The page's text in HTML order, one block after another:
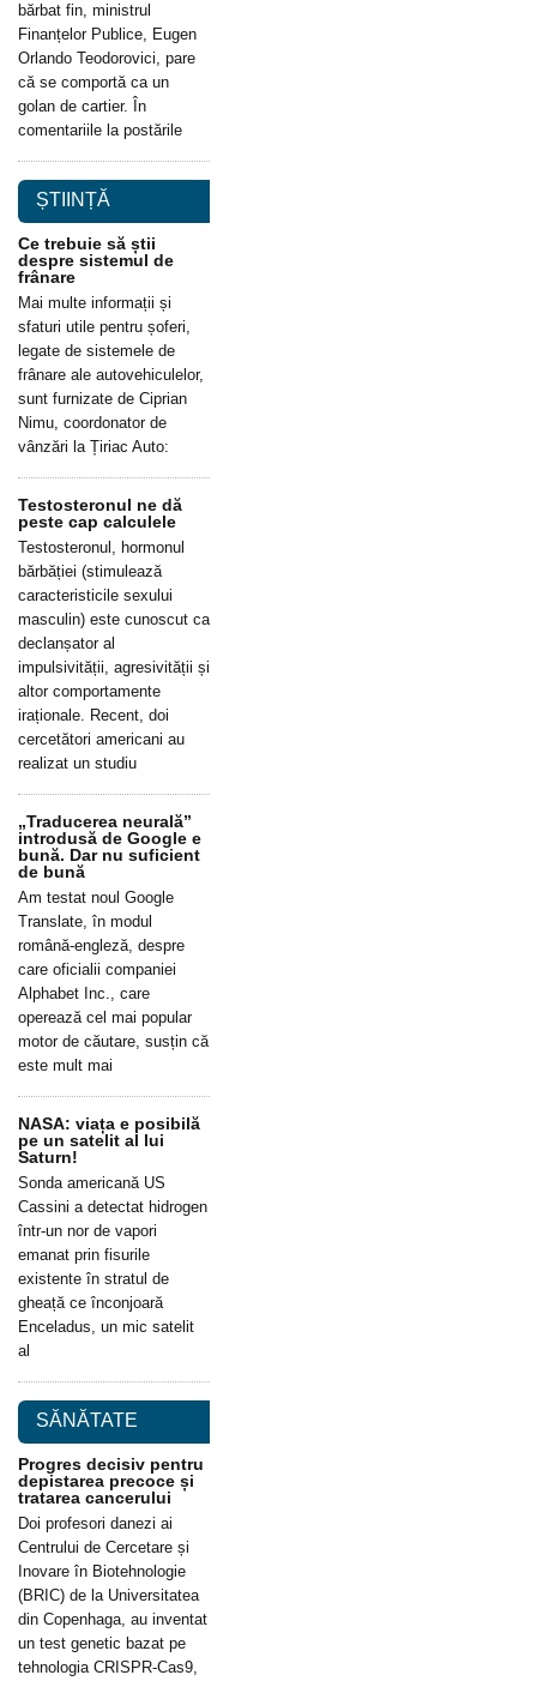
bărbat fin, ministrul
Finanțelor Publice, Eugen
Orlando Teodorovici, pare
că se comportă ca un
golan de cartier. În
comentariile la postările
ȘTIINȚĂ
Ce trebuie să știi
despre sistemul de
frânare
Mai multe informații și
sfaturi utile pentru șoferi,
legate de sistemele de
frânare ale autovehiculelor,
sunt furnizate de Ciprian
Nimu, coordonator de
vânzări la Țiriac Auto:
Testosteronul ne dă
peste cap calculele
Testosteronul, hormonul
bărbăției (stimulează
caracteristicile sexului
masculin) este cunoscut ca
declanșator al
impulsivității, agresivității și
altor comportamente
iraționale. Recent, doi
cercetători americani au
realizat un studiu
„Traducerea neurală”
introdusă de Google e
bună. Dar nu suficient
de bună
Am testat noul Google
Translate, în modul
română-engleză, despre
care oficialii companiei
Alphabet Inc., care
operează cel mai popular
motor de căutare, susțin că
este mult mai
NASA: viața e posibilă
pe un satelit al lui
Saturn!
Sonda americană US
Cassini a detectat hidrogen
într-un nor de vapori
emanat prin fisurile
existente în stratul de
gheață ce înconjoară
Enceladus, un mic satelit
al
SĂNĂTATE
Progres decisiv pentru
depistarea precoce și
tratarea cancerului
Doi profesori danezi ai
Centrului de Cercetare și
Inovare în Biotehnologie
(BRIC) de la Universitatea
din Copenhaga, au inventat
un test genetic bazat pe
tehnologia CRISPR-Cas9,